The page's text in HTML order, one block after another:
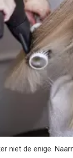
niet de enige.